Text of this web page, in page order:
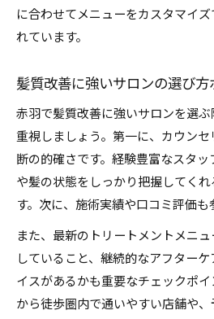
に合わせてメニューをカスタマイ
れています。
髪質改善に強いサロンの選び方
赤羽で髪質改善に強いサロンを選
重視しましょう。第一に、カウン
断の的確さです。経験豊富なスタ
や髪の状態をしっかり把握してく
す。次に、施術実績や口コミ評価も
また、最新のトリートメントメニ
していること、継続的なアフター
イスがあるかも重要なチェックポ
から徒歩圏内で通いやすい店舗や